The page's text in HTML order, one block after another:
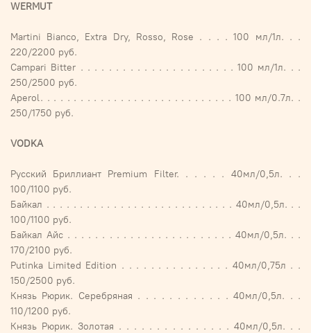
WERMUT
Мartini Bianco, Extra Dry, Rosso, Rose . . . . 100 мл/1л. . .
220/2200 руб.
Campari Bitter . . . . . . . . . . . . . . . . . . . . . . 100 мл/1л. . .
250/2500 руб.
Aperol. . . . . . . . . . . . . . . . . . . . . . . . . . . . . 100 мл/0.7л. .
250/1750 руб.
VODKA
Русский Бриллиант Premium Filter. . . . . . 40мл/0,5л. . .
100/1100 руб.
Байкал . . . . . . . . . . . . . . . . . . . . . . . . . . . . 40мл/0,5л. . .
100/1100 руб.
Байкал Айс . . . . . . . . . . . . . . . . . . . . . . . . 40мл/0,5л. . .
170/2100 руб.
Putinka Limited Edition . . . . . . . . . . . . . . . 40мл/0,75л . .
150/2500 руб.
Князь Рюрик. Серебряная . . . . . . . . . . . . 40мл/0,5л. . .
110/1200 руб.
Князь Рюрик. Золотая . . . . . . . . . . . . . . . 40мл/0,5л. . .